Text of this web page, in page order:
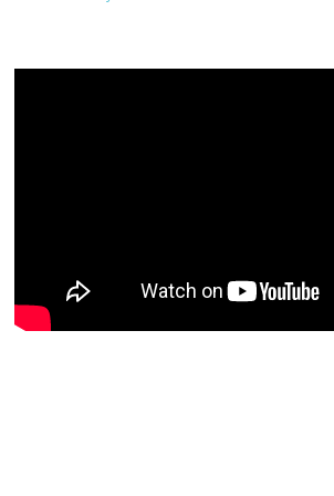
pronunciat durant aquest curs
0 valentia 0 responsabilitat 1 a
#HistòriesEscola3Cat